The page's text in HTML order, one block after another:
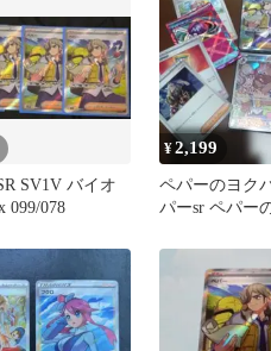
SV1V バイオ
099/078
¥2,199
ペパーのヨク
パーsr ペパー